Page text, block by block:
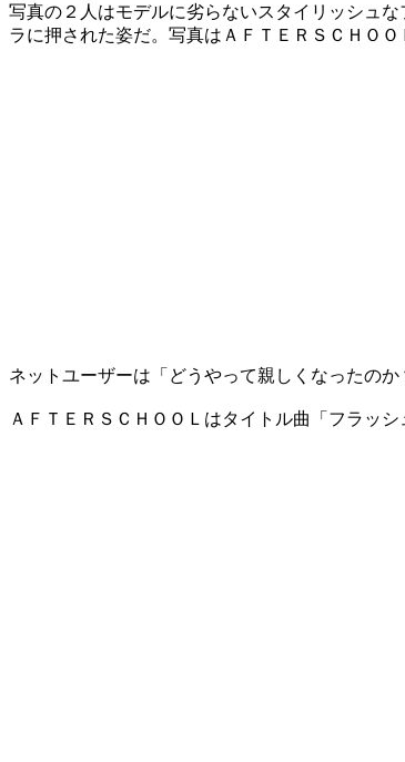
写真の２人はモデルに劣らないスタイリッシュ
ラに押された姿だ。写真はＡＦＴＥＲＳＣＨＯ
ネットユーザーは「どうやって親しくなったの
ＡＦＴＥＲＳＣＨＯＯＬはタイトル曲「フラッ